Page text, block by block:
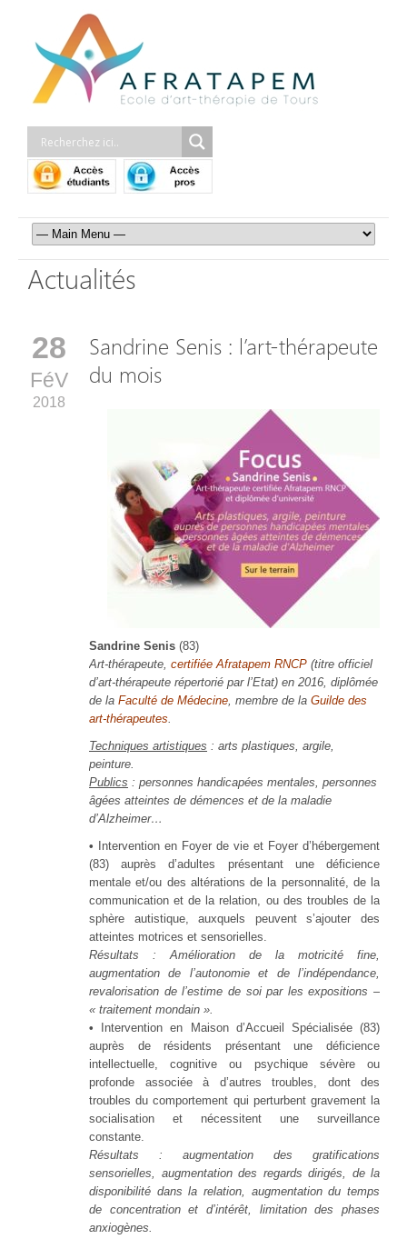
Actualités
28
FéV
2018
Sandrine Senis : l’art-thérapeute
du mois
Sandrine Senis (83)
Art-thérapeute, certifiée Afratapem RNCP (titre officiel
d’art-thérapeute répertorié par l’Etat) en 2016, diplômée
de la Faculté de Médecine, membre de la Guilde des
art-thérapeutes.
Techniques artistiques : arts plastiques, argile,
peinture.
Publics : personnes handicapées mentales, personnes
âgées atteintes de démences et de la maladie
d’Alzheimer…
•
Intervention en Foyer de vie et Foyer d’hébergement
(83) auprès d’adultes présentant une déficience
mentale et/ou des altérations de la personnalité, de la
communication et de la relation, ou des troubles de la
sphère autistique, auxquels peuvent s’ajouter des
atteintes motrices et sensorielles.
Résultats : Amélioration de la motricité fine,
augmentation de l’autonomie et de l’indépendance,
revalorisation de l’estime de soi par les expositions –
« traitement mondain ».
•
Intervention en Maison d’Accueil Spécialisée (83)
auprès de résidents présentant une déficience
intellectuelle, cognitive ou psychique sévère ou
profonde associée à d’autres troubles, dont des
troubles du comportement qui perturbent gravement la
socialisation et nécessitent une surveillance
constante.
Résultats : augmentation des gratifications
sensorielles, augmentation des regards dirigés, de la
disponibilité dans la relation, augmentation du temps
de concentration et d’intérêt, limitation des phases
anxiogènes.